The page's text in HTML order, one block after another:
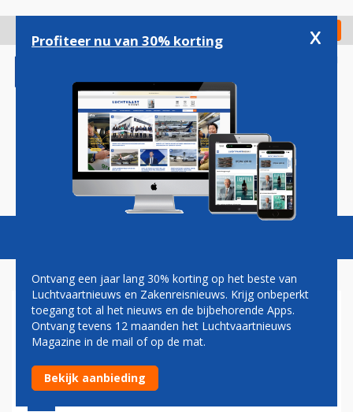
gaan
Check in
Magazine Podcasts Vacatures
PASSAGIERSGROEI VOOR AIR
FRANCE-KLM IN JUNI
8 juli 2014 - 10:05 | Door:onze redactie
Profiteer nu van 30% korting x
Ontvang een jaar lang 30% korting op het beste van
Luchtvaartnieuws en Zakenreisnieuws. Krijg onbeperkt
toegang tot al het nieuws en de bijbehorende Apps.
Ontvang tevens 12 maanden het Luchtvaartnieuws
Magazine in de mail of op de mat.
Bekijk aanbieding